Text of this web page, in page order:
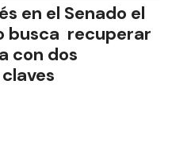
en el Senado el
busca recuperar
con dos